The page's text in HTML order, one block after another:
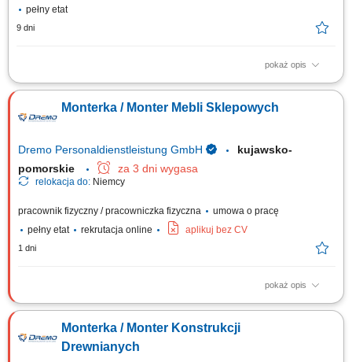
pełny etat
9 dni
pokaż opis
Wykonywanie zleceń stolarskich: cięcie, obróbka płyt i blatów, wycinanie
strefie stolarskiej, przestrzeganie zasad BHP oraz właściwe składowanie
towarów; Aktywna sprzedaż produktów i usług, dostosowana do...
Monterka / Monter Mebli Sklepowych
Dremo Personaldienstleistung GmbH
kujawsko-
pomorskie
za 3 dni wygasa
relokacja do: Niemcy
pracownik fizyczny / pracowniczka fizyczna
umowa o pracę
pełny etat
rekrutacja online aplikuj bez CV
1 dni
pokaż opis
Twoje zadania: Produkcja i montaż wyposażenia dla sklepów oraz
po końcowy montaż; Wykonywanie elementów stolarskich zgodnie z
rysunkiem technicznym; Obsługa nowoczesnych urządzeń i maszyn do
Monterka / Monter Konstrukcji
Drewnianych